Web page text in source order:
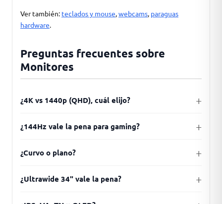
Ver también: teclados y mouse,webcams, paraguas
hardware.
Preguntas frecuentes sobre
Monitores
¿4K vs 1440p (QHD), cuál elijo?
¿144Hz vale la pena para gaming?
¿Curvo o plano?
¿Ultrawide 34" vale la pena?